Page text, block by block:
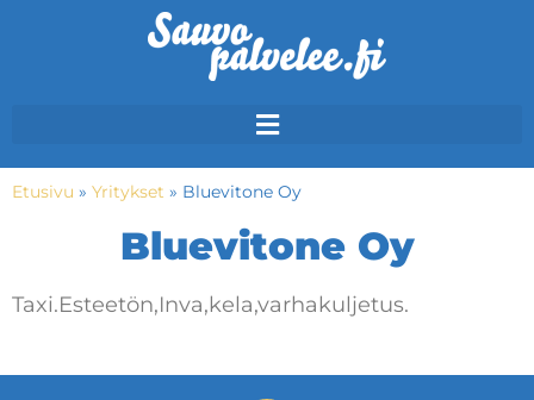
Etusivu » Yritykset » Bluevitone Oy
Bluevitone Oy
Taxi.Esteetön,Inva,kela,varhakuljetus.